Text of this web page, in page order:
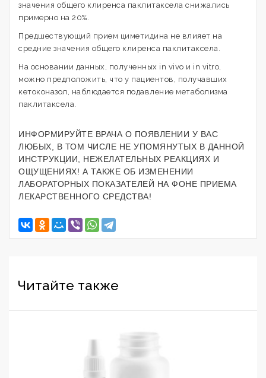
значения общего клиренса паклитаксела снижались
примерно на 20%.
Предшествующий прием циметидина не влияет на
средние значения общего клиренса паклитаксела.
На основании данных, полученных in vivo и in vitro,
можно предположить, что у пациентов, получавших
кетоконазол, наблюдается подавление метаболизма
паклитаксела.
ИНФОРМИРУЙТЕ ВРАЧА О ПОЯВЛЕНИИ У ВАС
ЛЮБЫХ, В ТОМ ЧИСЛЕ НЕ УПОМЯНУТЫХ В ДАННОЙ
ИНСТРУКЦИИ, НЕЖЕЛАТЕЛЬНЫХ РЕАКЦИЯХ И
ОЩУЩЕНИЯХ! А ТАКЖЕ ОБ ИЗМЕНЕНИИ
ЛАБОРАТОРНЫХ ПОКАЗАТЕЛЕЙ НА ФОНЕ ПРИЕМА
ЛЕКАРСТВЕННОГО СРЕДСТВА!
Читайте также